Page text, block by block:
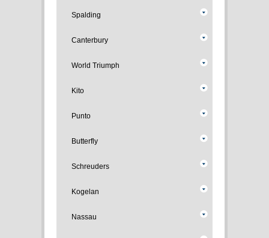
Spalding
Canterbury
World Triumph
Kito
Punto
Butterfly
Schreuders
Kogelan
Nassau